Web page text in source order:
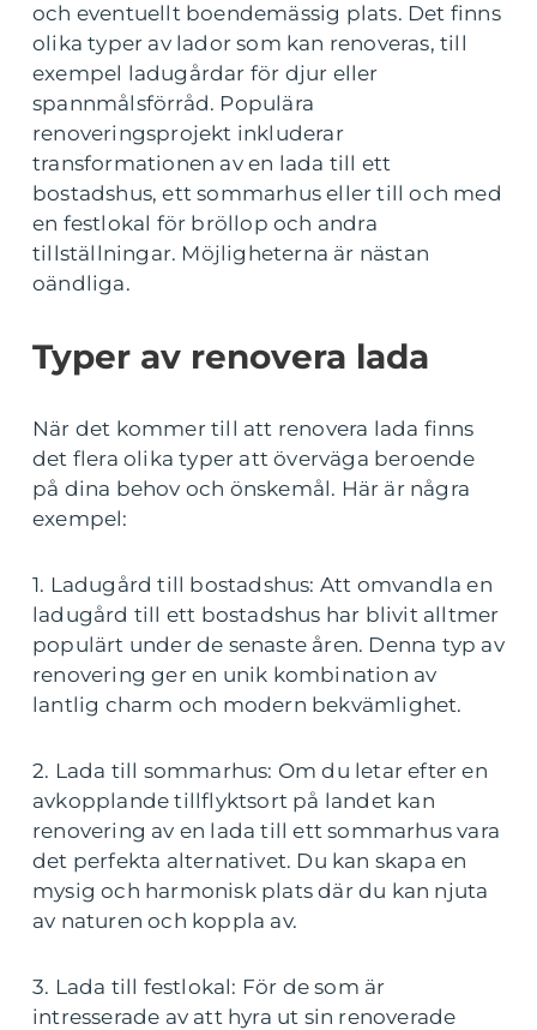
och eventuellt boendemässig plats. Det finns
olika typer av lador som kan renoveras, till
exempel ladugårdar för djur eller
spannmålsförråd. Populära
renoveringsprojekt inkluderar
transformationen av en lada till ett
bostadshus, ett sommarhus eller till och med
en festlokal för bröllop och andra
tillställningar. Möjligheterna är nästan
oändliga.
Typer av renovera lada
När det kommer till att renovera lada finns
det flera olika typer att överväga beroende
på dina behov och önskemål. Här är några
exempel:
1. Ladugård till bostadshus: Att omvandla en
ladugård till ett bostadshus har blivit alltmer
populärt under de senaste åren. Denna typ av
renovering ger en unik kombination av
lantlig charm och modern bekvämlighet.
2. Lada till sommarhus: Om du letar efter en
avkopplande tillflyktsort på landet kan
renovering av en lada till ett sommarhus vara
det perfekta alternativet. Du kan skapa en
mysig och harmonisk plats där du kan njuta
av naturen och koppla av.
3. Lada till festlokal: För de som är
intresserade av att hyra ut sin renoverade